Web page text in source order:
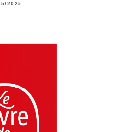
2025